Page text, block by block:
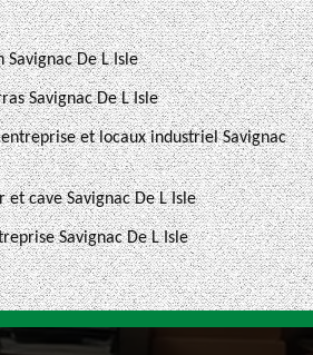
Savignac De L Isle
Savignac De L Isle
et locaux industriel Savignac
cave Savignac De L Isle
Savignac De L Isle